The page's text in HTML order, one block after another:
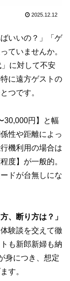
2025.12.12
いいの？」「ゲ
ていませんか。
に対して不安
に遠方ゲストの
つです。
30,000円】と幅
性や距離によっ
機利用の場合は
度】が一般的。
ドが台無しにな
、断り方は？」
験談を交えて徹
も新郎新婦も納
身につき、想定
す。